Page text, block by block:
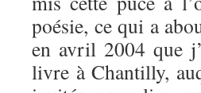
poésie, ce qui a
en avril 2004 que
livre à Chantilly,